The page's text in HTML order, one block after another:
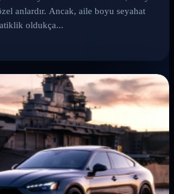
anlardır. Ancak, aile boyu seyahat
oldukça...